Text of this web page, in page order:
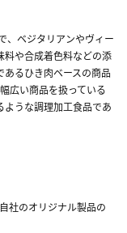
、ベジタリアンやヴィー
料や合成着色料などの添
るひき肉ベースの商品
広い商品を扱っている
ような調理加工食品であ
社のオリジナル製品の